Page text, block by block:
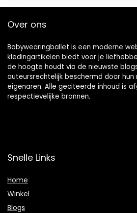
Over ons
Babywearingballet is een moderne
kledingartikelen biedt voor je
de hoogte houdt via de nieuwste
auteursrechtelijk beschermd door hun
eigenaren. Alle geciteerde inhoud is
respectievelijke bronnen.
Snelle Links
Home
Winkel
Blogs